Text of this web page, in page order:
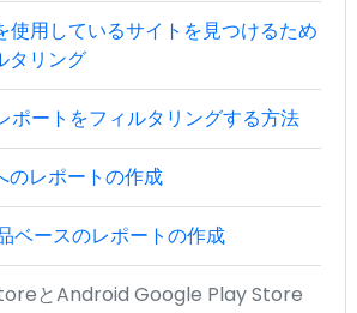
用しているサイトを見つけるため
タリング
ポートをフィルタリングする方法
のレポートの作成
ベースのレポートの作成
とAndroid Google Play Store